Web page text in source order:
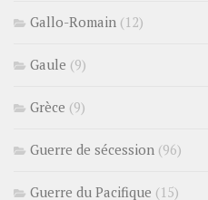
Gallo-Romain (12)
Gaule (9)
Grèce (9)
Guerre de sécession (96)
Guerre du Pacifique (15)